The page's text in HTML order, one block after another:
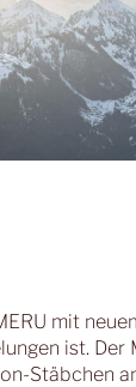
mit
ist.
Stäbchen